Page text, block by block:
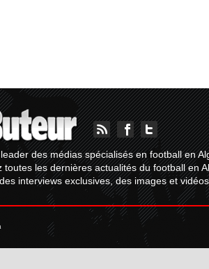
des médias spécialisés en football en
toutes les dernières actualités du football en
interviews exclusives, des images et